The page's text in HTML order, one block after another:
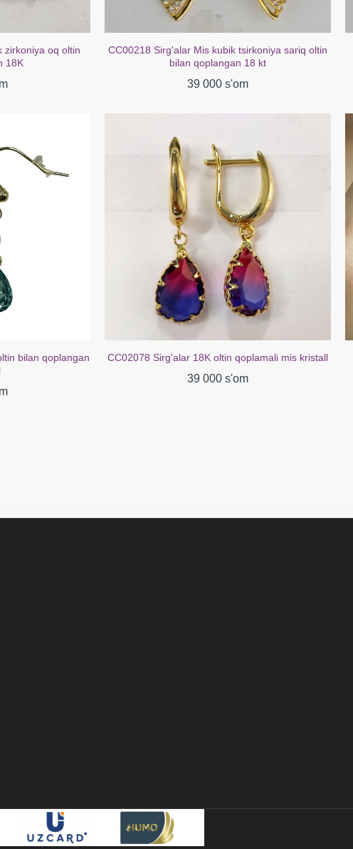
zirkoniya oq oltin
18K
bilan qoplangan
CC00218 Sirg'alar Mis kubik tsirkoniya sariq oltin
bilan qoplangan 18 kt
39 000 s'om
CC02078 Sirg'alar 18K oltin qoplamali mis kristall
39 000 s'om